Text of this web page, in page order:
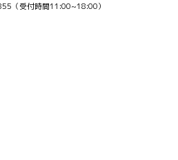
（受付時間11:00~18:00）